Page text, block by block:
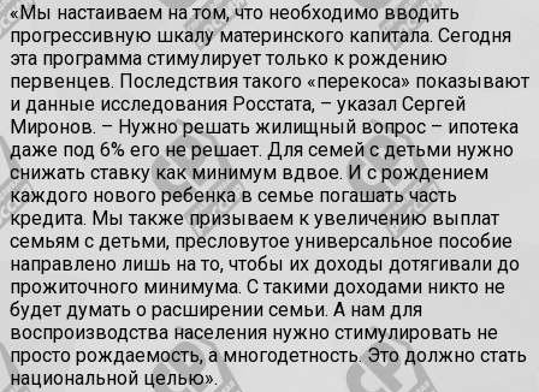
«Мы настаиваем на том, что необходимо вводить
прогрессивную шкалу материнского капитала. Сегодня
эта программа стимулирует только к рождению
первенцев. Последствия такого «перекоса» показывают
и данные исследования Росстата, – указал Сергей
Миронов. – Нужно решать жилищный вопрос – ипотека
даже под 6% его не решает. Для семей с детьми нужно
снижать ставку как минимум вдвое. И с рождением
каждого нового ребенка в семье погашать часть
кредита. Мы также призываем к увеличению выплат
семьям с детьми, пресловутое универсальное пособие
направлено лишь на то, чтобы их доходы дотягивали до
прожиточного минимума. С такими доходами никто не
будет думать о расширении семьи. А нам для
воспроизводства населения нужно стимулировать не
просто рождаемость, а многодетность. Это должно стать
национальной целью».